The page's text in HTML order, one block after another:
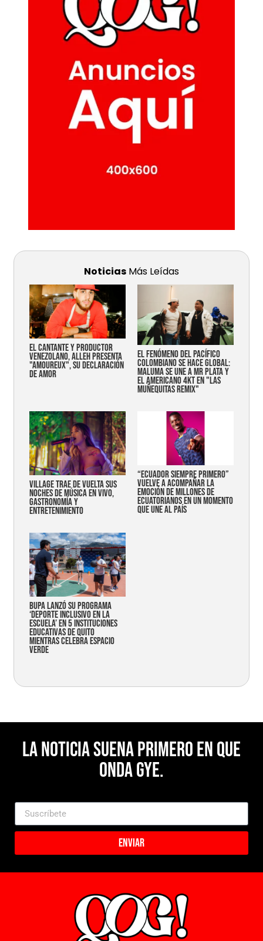
Noticias Más Leídas
EL CANTANTE Y PRODUCTOR
VENEZOLANO, ALLEH PRESENTA
"AMOUREUX", SU DECLARACIÓN
DE AMOR
EL FENÓMENO DEL PACÍFICO
COLOMBIANO SE HACE GLOBAL:
MALUMA SE UNE A MR PLATA Y
EL AMERICANO 4KT EN "LAS
MUÑEQUITAS REMIX"
Village trae de vuelta sus
noches de música en vivo,
gastronomía y
entretenimiento
“Ecuador siempre primero”
vuelve a acompañar la
emoción de millones de
ecuatorianos en un momento
que une al país
Bupa lanzó su programa
‘Deporte Inclusivo en la
Escuela’ en 5 instituciones
educativas de Quito
mientras celebra espacio
verde
La noticia suena primero en Que
Onda Gye.
Enviar